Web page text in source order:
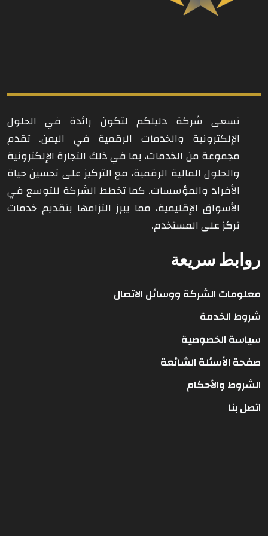
تسعى شركة دليلكم لتكون رائدة في الحلول
الإلكترونية والخدمات الرقمية في اليمن. تقدم
مجموعة من الخدمات، بما في ذلك التجارة الإلكترونية
والحلول المالية الرقمية، مع التركيز على تحسين حياة
الأفراد والمؤسسات. كما تخطط الشركة للتوسع في
الأسواق الإقليمية، مما يبرز التزامها بتقديم خدمات
تركز على المستخدم.
روابط سريعة
معلومات الشركة ووسائل الاتصال
شروط الخدمة
سياسة الخصوصية
صفحة الأسئلة الشائعة
الشروط والأحكام
اتصل بنا